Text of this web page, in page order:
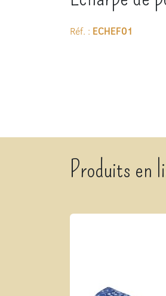
Réf. : ECHEF01
Produits en